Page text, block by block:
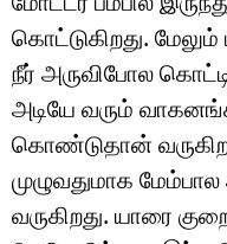
கொட்டுகிறது. மேலும்
நீர் அருவிபோல
அடியே வரும்
கொண்டுதான்
முழுவதுமாக
வருகிறது. யாரை